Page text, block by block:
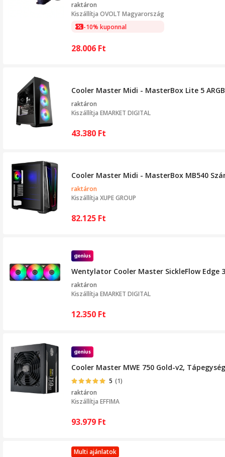
raktáron
Kiszállítja OVOLT Magyarország
-10% kuponnal
28.006 Ft
Cooler Master Midi - MasterBox Lite 5
raktáron
Kiszállítja EMARKET DIGITAL
43.380 Ft
Cooler Master Midi - MasterBox MB540
raktáron
Kiszállítja XUPE GROUP
82.125 Ft
Wentylator Cooler Master SickleFlow Edge
raktáron
Kiszállítja EMARKET DIGITAL
12.350 Ft
Cooler Master MWE 750 Gold-v2,
5 (1)
raktáron
Kiszállítja EFFIMA
93.979 Ft
Multi ajánlatok